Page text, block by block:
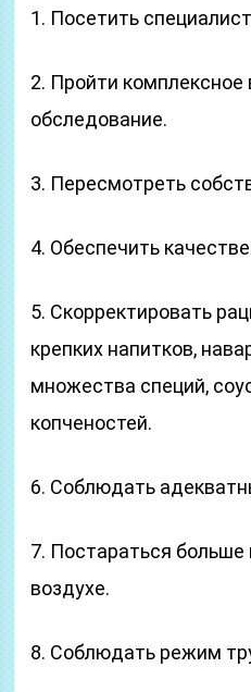
1. Посетить
2. Пройти комплексное
обследование.
3. Пересмотреть
4. Обеспечить
5. Скорректировать
крепких напитков,
множества специй,
копченостей.
6. Соблюдать
7. Постараться больше
воздухе.
8. Соблюдать режим